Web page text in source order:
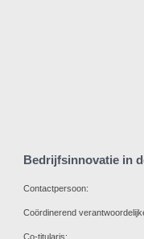
Bedrijfsinnovatie in
Contactpersoon:
Coördinerend
Co-titularis: